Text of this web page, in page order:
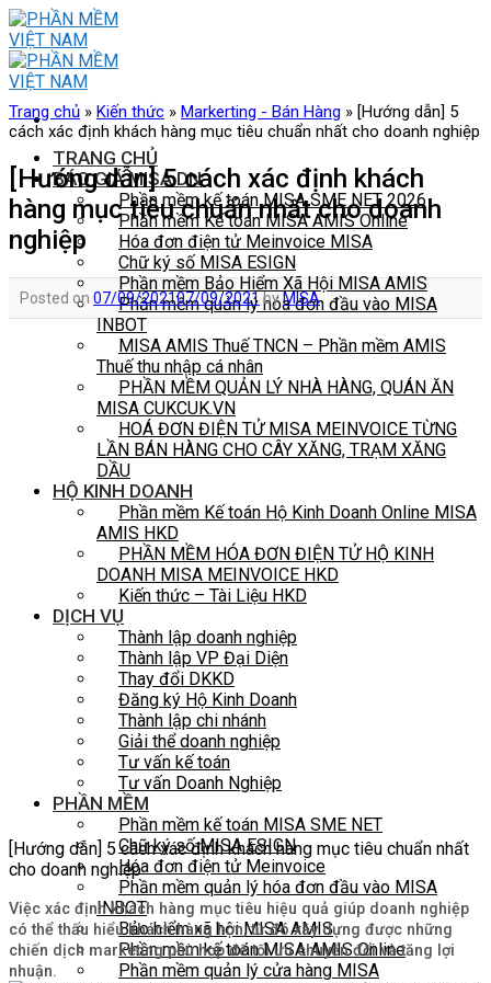
Skip
to
content
TRANG CHỦ
BÁO GIÁ MISA DN
Phần mềm kế toán MISA SME NET 2026
Phần mềm Kế toán MISA AMIS Online
Hóa đơn điện tử Meinvoice MISA
Chữ ký số MISA ESIGN
Phần mềm Bảo Hiểm Xã Hội MISA AMIS
Phần mềm quản lý hóa đơn đầu vào MISA
INBOT
MISA AMIS Thuế TNCN – Phần mềm AMIS
Thuế thu nhập cá nhân
PHẦN MỀM QUẢN LÝ NHÀ HÀNG, QUÁN ĂN
MISA CUKCUK.VN
HOÁ ĐƠN ĐIỆN TỬ MISA MEINVOICE TỪNG
LẦN BÁN HÀNG CHO CÂY XĂNG, TRẠM XĂNG
DẦU
HỘ KINH DOANH
Phần mềm Kế toán Hộ Kinh Doanh Online MISA
AMIS HKD
PHẦN MỀM HÓA ĐƠN ĐIỆN TỬ HỘ KINH
DOANH MISA MEINVOICE HKD
Kiến thức – Tài Liệu HKD
DỊCH VỤ
Thành lập doanh nghiệp
Thành lập VP Đại Diện
Thay đổi DKKD
Đăng ký Hộ Kinh Doanh
Thành lập chi nhánh
Giải thể doanh nghiệp
Tư vấn kế toán
Tư vấn Doanh Nghiệp
PHẦN MỀM
Phần mềm kế toán MISA SME NET
Chữ ký số MISA ESIGN
Hóa đơn điện tử Meinvoice
Phần mềm quản lý hóa đơn đầu vào MISA
INBOT
Bảo hiểm xã hội MISA AMIS
Phần mềm kế toán MISA AMIS Online
Phần mềm quản lý cửa hàng MISA
Trang chủ » Kiến thức » Markerting - Bán Hàng » [Hướng dẫn] 5
cách xác định khách hàng mục tiêu chuẩn nhất cho doanh nghiệp
[Hướng dẫn] 5 cách xác định khách
hàng mục tiêu chuẩn nhất cho doanh
nghiệp
Posted on 07/09/202107/09/2021 byMISA
[Hướng dẫn] 5 cách xác định khách hàng mục tiêu chuẩn nhất
cho doanh nghiệp
Việc xác định khách hàng mục tiêu hiệu quả giúp doanh nghiệp
có thể thấu hiểu khách hàng hơn, từ đó xây dựng được những
chiến dịch marketing phù hợp để tối ưu chuyển đổi và tăng lợi
nhuận.